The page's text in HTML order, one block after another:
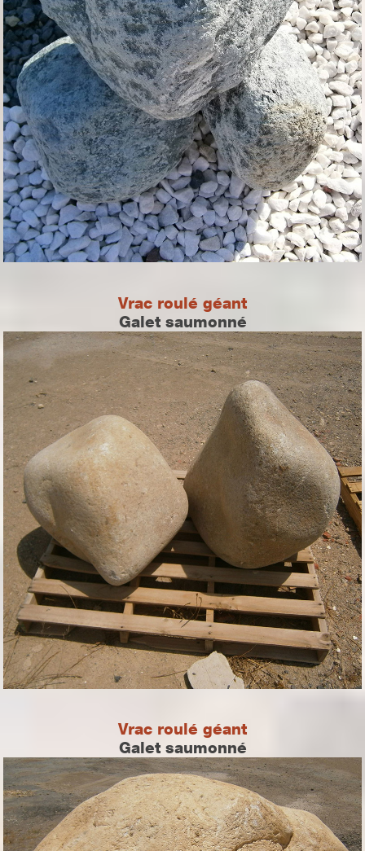
Vrac roulé géant
Galet saumonné
Vrac roulé géant
Galet saumonné